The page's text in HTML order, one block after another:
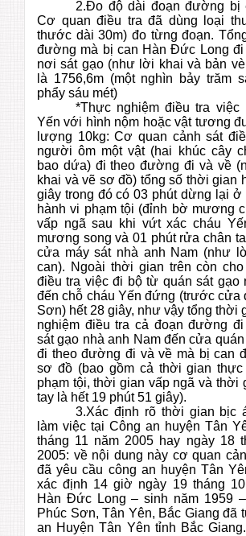
2.Đo độ dài đoạn đường bị
Cơ quan điều tra đã dùng loại
thước dài 30m) đo từng đoạn.
đường mà bị can Hàn Đức Long đi
nơi sát gạo (như lời khai và bản
là 1756,6m (một nghìn bảy trăm
phẩy sáu mét)
*Thực nghiệm điều tra việc
Yến với hình nộm hoặc vật tương
lượng 10kg: Cơ quan cảnh sát
người ôm một vật (hai khúc cây
bao dứa) đi theo đường đi và về
khai và vẽ sơ đồ) tổng số thời gian
giây trong đó có 03 phút dừng lại
hành vi phạm tội (đỉnh bờ mương
vấp ngã sau khi vứt xác cháu
mương song và 01 phút rửa chân
cửa máy sát nhà anh Nam (như
can). Ngoài thời gian trên còn
điều tra việc đi bộ từ quán sát gạo
đến chỗ cháu Yến đứng (trước cửa
Sơn) hết 28 giây, như vậy tổng thời
nghiệm điều tra cả đoạn đường
sát gạo nhà anh Nam đến cửa
đi theo đường đi và về mà bị can
sơ đồ (bao gồm cả thời gian
phạm tội, thời gian vấp ngã và thời
tay là hết 19 phút 51 giây).
3.Xác định rõ thời gian bịc
làm việc tại Công an huyện Tân
tháng 11 năm 2005 hay ngày 18
2005: về nội dung này cơ quan
đã yêu cầu công an huyện Tân
xác định 14 giờ ngày 19 tháng
Hàn Đức Long – sinh năm 1959
Phúc Sơn, Tân Yên, Bắc Giang đã
an Huyện Tân Yên tỉnh Bắc